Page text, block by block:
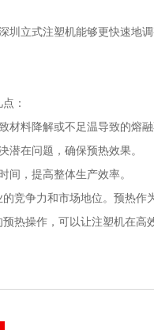
圳立式注塑机能够更快速地
：
料降解或不足温导致的熔融
在问题，确保预热效果。
，提高整体生产效率。
竞争力和市场地位。预热作
热操作，可以让注塑机在高